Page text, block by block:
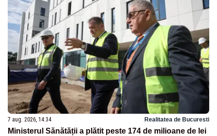
7 aug. 2026, 14:34 Realitatea de Bucuresti
Ministerul Sănătății a plătit peste 174 de milioane de lei